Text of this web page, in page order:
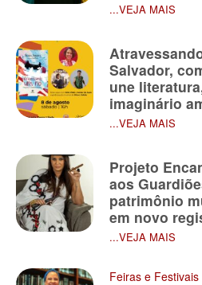
...VEJA MAIS
Salvador,
une
imaginário
...VEJA MAIS
Projeto
aos
patrimônio
em novo
...VEJA MAIS
Feiras e